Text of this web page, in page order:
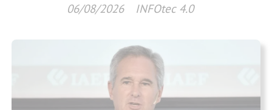
INFOtec 4.0
06/08/2026